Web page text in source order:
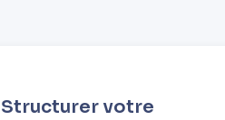
Structurer votre